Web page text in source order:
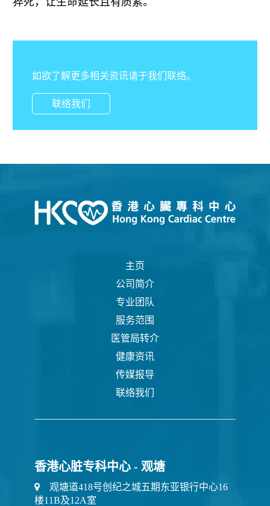
如欲了解更多相关资讯请于我们联络。
联络我们
主页
公司简介
专业团队
服务范围
医管局转介
健康资讯
传媒报导
联络我们
香港心脏专科中心 - 观塘
观塘道418号创纪之城五期东亚银行中心16
楼11B及12A室